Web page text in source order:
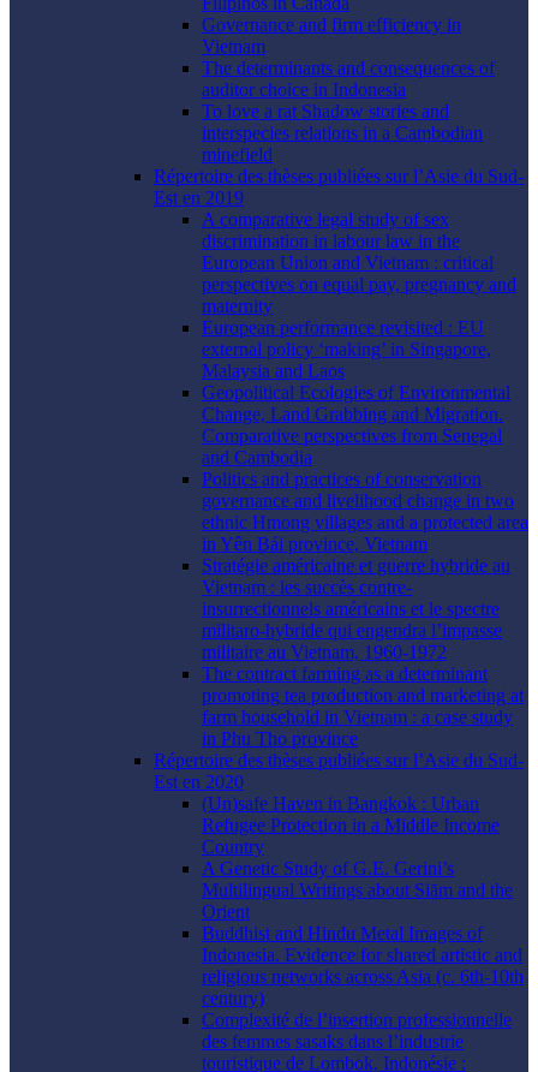
Governance and firm efficiency in
Vietnam
The determinants and consequences of
auditor choice in Indonesia
To love a rat Shadow stories and
interspecies relations in a Cambodian
minefield
Répertoire des thèses publiées sur l’Asie du Sud-
Est en 2019
A comparative legal study of sex
discrimination in labour law in the
European Union and Vietnam : critical
perspectives on equal pay, pregnancy and
maternity
European performance revisited : EU
external policy ‘making’ in Singapore,
Malaysia and Laos
Geopolitical Ecologies of Environmental
Change, Land Grabbing and Migration.
Comparative perspectives from Senegal
and Cambodia
Politics and practices of conservation
governance and livelihood change in two
ethnic Hmong villages and a protected area
in Yên Bái province, Vietnam
Stratégie américaine et guerre hybride au
Vietnam : les succès contre-
insurrectionnels américains et le spectre
militaro-hybride qui engendra l’impasse
militaire au Vietnam, 1960-1972
The contract farming as a determinant
promoting tea production and marketing at
farm household in Vietnam : a case study
in Phu Tho province
Répertoire des thèses publiées sur l’Asie du Sud-
Est en 2020
(Un)safe Haven in Bangkok : Urban
Refugee Protection in a Middle Income
Country
A Genetic Study of G.E. Gerini’s
Multilingual Writings about Siām and the
Orient
Buddhist and Hindu Metal Images of
Indonesia. Evidence for shared artistic and
religious networks across Asia (c. 6th-10th
century)
Complexité de l’insertion professionnelle
des femmes sasaks dans l’industrie
touristique de Lombok, Indonésie :